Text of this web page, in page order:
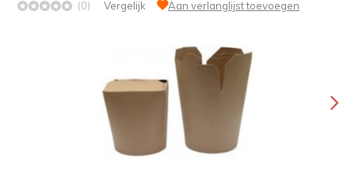
(0) Vergelijk Aan verlanglijst toevoegen